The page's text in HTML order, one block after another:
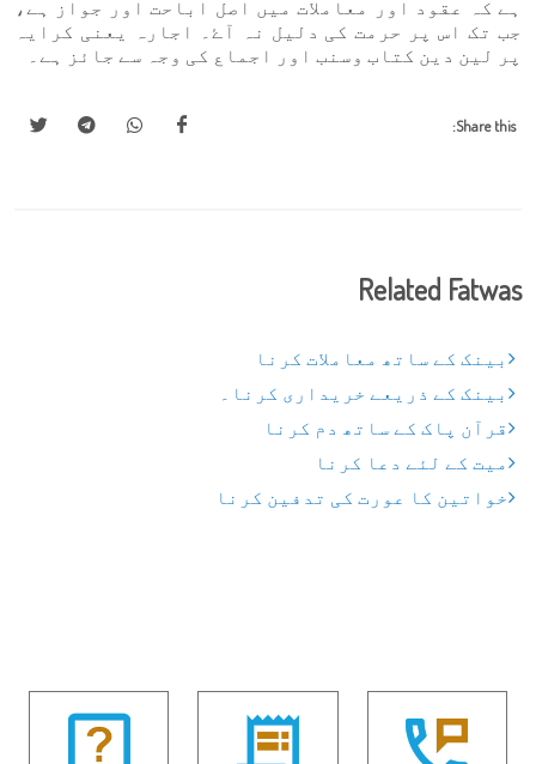
ہے کہ عقود اور معاملات میں اصل اباحت اور جواز ہے،
جب تک اس پر حرمت کی دلیل نہ آۓ۔ اجارہ یعنی کرایہ
پر لین دین کتاب وسنب اور اجماع کی وجہ سے جائز ہے۔
Share this:
Related Fatwas
بینک کے ساتھ معاملات کرنا
بینک کے ذریعے خریداری کرنا۔
قرآن پاک کے ساتھ دم کرنا
میت کے لئے دعا کرنا
خواتین کا عورت کی تدفین کرنا